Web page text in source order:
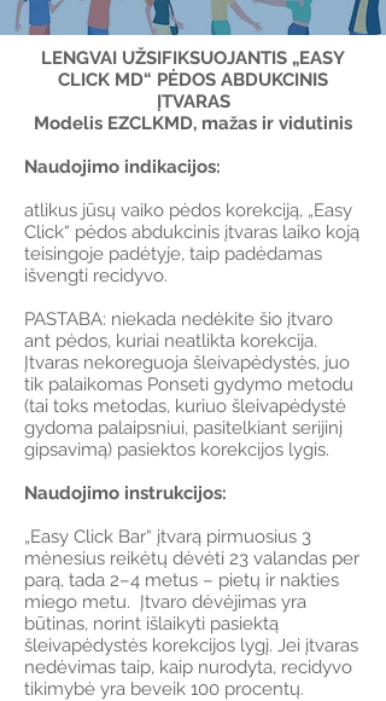
LENGVAI UŽSIFIKSUOJANTIS „EASY
CLICK MD“ PĖDOS ABDUKCINIS
ĮTVARAS
Modelis EZCLKMD, mažas ir vidutinis
Naudojimo indikacijos:
atlikus jūsų vaiko pėdos korekciją, „Easy
Click“ pėdos abdukcinis įtvaras laiko koją
teisingoje padėtyje, taip padėdamas
išvengti recidyvo.
PASTABA: niekada nedėkite šio įtvaro
ant pėdos, kuriai neatlikta korekcija.
Įtvaras nekoreguoja šleivapėdystės, juo
tik palaikomas Ponseti gydymo metodu
(tai toks metodas, kuriuo šleivapėdystė
gydoma palaipsniui, pasitelkiant serijinį
gipsavimą) pasiektos korekcijos lygis.
Naudojimo instrukcijos:
„Easy Click Bar“ įtvarą pirmuosius 3
mėnesius reikėtų dėvėti 23 valandas per
parą, tada 2–4 metus – pietų ir nakties
miego metu. Įtvaro dėvėjimas yra
būtinas, norint išlaikyti pasiektą
šleivapėdystės korekcijos lygį. Jei įtvaras
nedėvimas taip, kaip nurodyta, recidyvo
tikimybė yra beveik 100 procentų.